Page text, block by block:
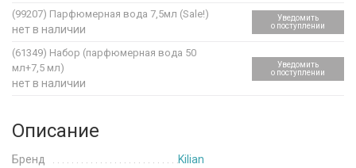
(99207) Парфюмерная вода 7,5мл (Sale!)
нет в наличии
Уведомить
о поступлении
(61349) Набор (парфюмерная вода 50
мл+7,5 мл)
нет в наличии
Уведомить
о поступлении
Описание
Бренд
Kilian